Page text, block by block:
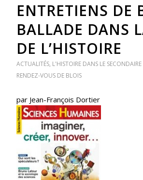
ENTRETIENS DE
BALLADE DANS
DE L’HISTOIRE
ACTUALITÉS, L'HISTOIRE DANS LE SECONDAIRE
RENDEZ-VOUS DE BLOIS
par Jean-François Dortier